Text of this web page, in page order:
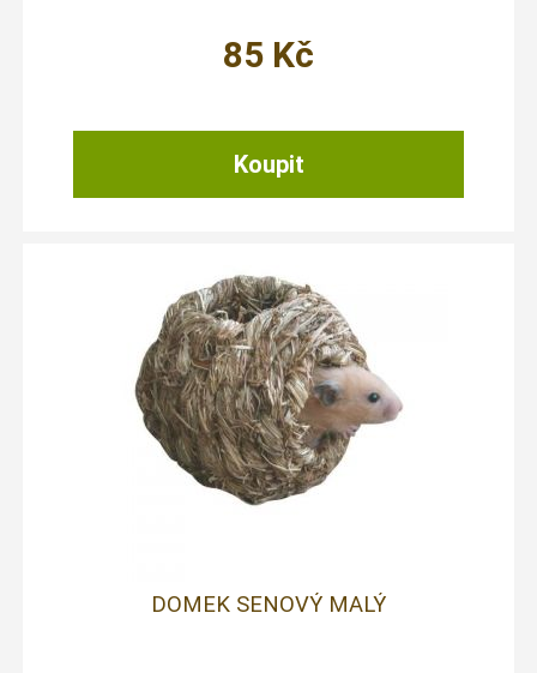
85 Kč
DOMEK SENOVÝ MALÝ